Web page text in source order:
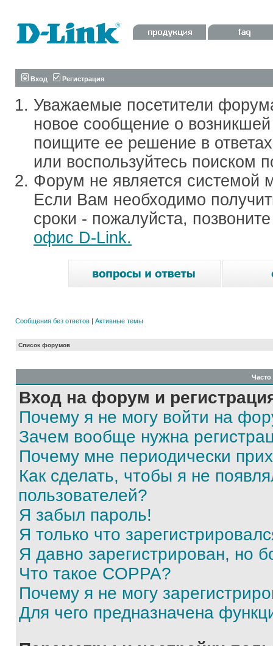
Вход Регистрация
Уважаемые посетители
новое сообщение о
поищите ее решение в
или воспользуйтесь поиском
Форум не является системой
Если Вам необходимо
сроки - пожалуйста,
офис D-Link.
Сообщения без ответов | Активные темы
Список форумов
Вход на форум и
Почему я не могу войти на
Зачем вообще нужна
Почему мне периодически
Как сделать, чтобы я не
пользователей?
Я забыл пароль!
Я только что
Я давно зарегистрирован, но
Что такое COPPA?
Почему я не могу
Для чего предназначена